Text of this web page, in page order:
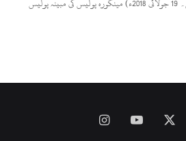
سوات (زما سوات ڈاٹ کام ، تازہ ترین۔ 19 جولائی 2018ء) مینگورہ پولیس کی مبینہ پولیس
Facebook
YouTube